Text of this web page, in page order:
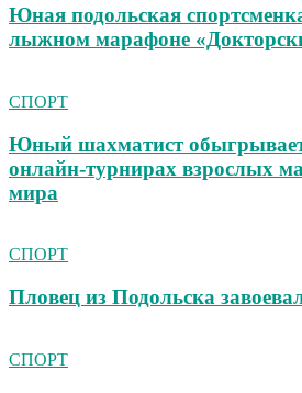
Юная подольская
лыжном марафоне
СПОРТ
Юный шахматист
онлайн‑турнирах взрослых
мира
СПОРТ
Пловец из Подольска
СПОРТ